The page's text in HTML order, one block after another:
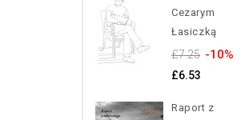
Cezarym
Łasiczką
£7.25 -10%
£6.53
Raport z